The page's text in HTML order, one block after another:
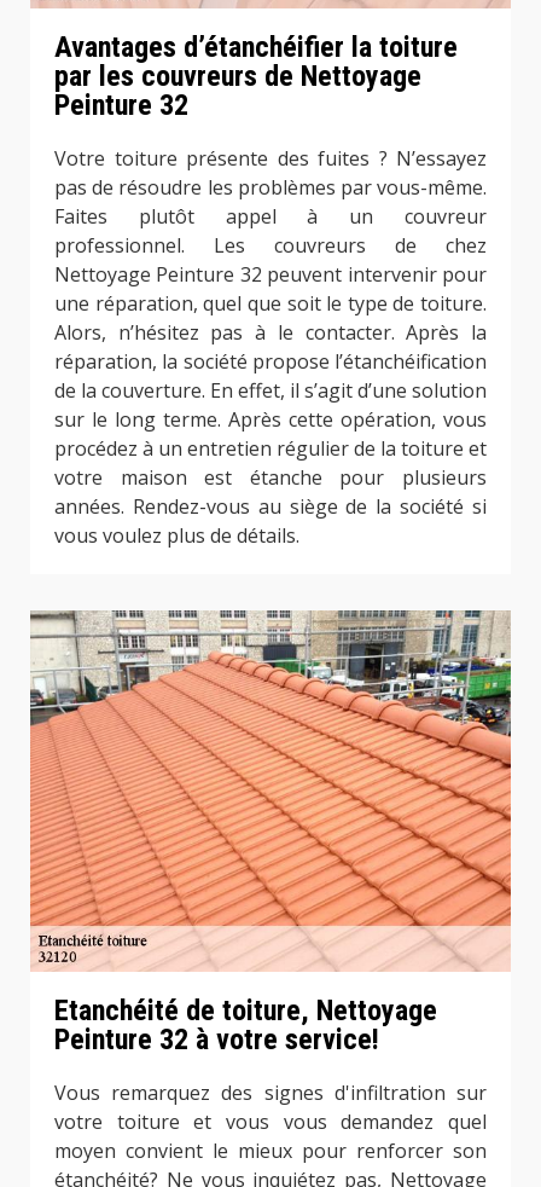
Avantages d’étanchéifier la toiture
par les couvreurs de Nettoyage
Peinture 32
Votre toiture présente des fuites ? N’essayez
pas de résoudre les problèmes par vous-même.
Faites plutôt appel à un couvreur
professionnel. Les couvreurs de chez
Nettoyage Peinture 32 peuvent intervenir pour
une réparation, quel que soit le type de toiture.
Alors, n’hésitez pas à le contacter. Après la
réparation, la société propose l’étanchéification
de la couverture. En effet, il s’agit d’une solution
sur le long terme. Après cette opération, vous
procédez à un entretien régulier de la toiture et
votre maison est étanche pour plusieurs
années. Rendez-vous au siège de la société si
vous voulez plus de détails.
Etanchéité de toiture, Nettoyage
Peinture 32 à votre service!
Vous remarquez des signes d'infiltration sur
votre toiture et vous vous demandez quel
moyen convient le mieux pour renforcer son
étanchéité? Ne vous inquiétez pas, Nettoyage